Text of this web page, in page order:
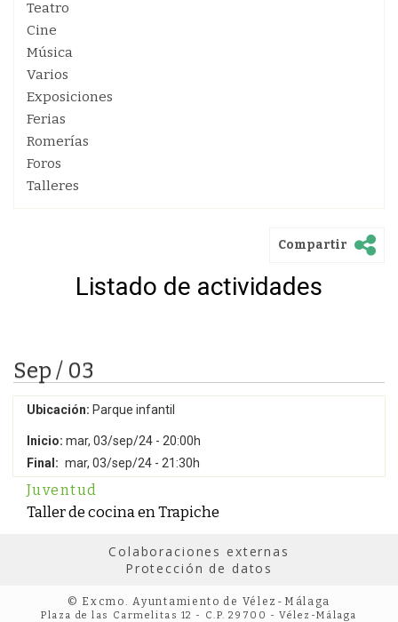
Teatro
Cine
Música
Varios
Exposiciones
Ferias
Romerías
Foros
Talleres
Compartir
Listado de actividades
Sep / 03
Ubicación: Parque infantil
Inicio: mar, 03/sep/24 - 20:00h
Final: mar, 03/sep/24 - 21:30h
Juventud
Taller de cocina en Trapiche
Colaboraciones externas
Protección de datos
© Excmo. Ayuntamiento de Vélez-Málaga
Plaza de las Carmelitas 12 - C.P. 29700 - Vélez-Málaga